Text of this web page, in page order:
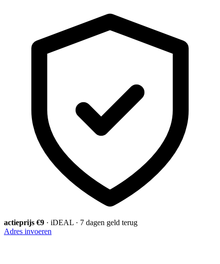
actieprijs €9 · iDEAL · 7 dagen geld terug
Adres invoeren